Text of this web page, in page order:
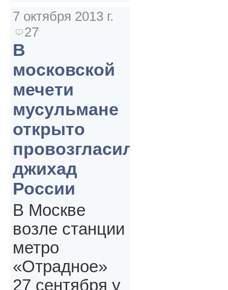
7 октября 2013 г.
27
В
московской
мечети
мусульмане
открыто
провозгласили
джихад
России
В Москве
возле станции
метро
«Отрадное»
27 сентября у